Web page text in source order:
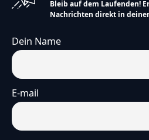
Bleib auf dem Laufenden!
Nachrichten direkt in
Dein Name
E-mail